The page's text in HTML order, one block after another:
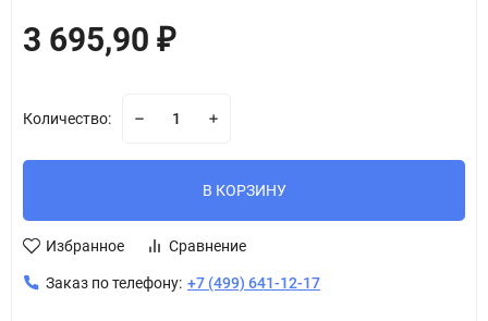
3 695,90 ₽
Количество:
В КОРЗИНУ
Избранное Сравнение
Заказ по телефону: +7 (499) 641-12-17